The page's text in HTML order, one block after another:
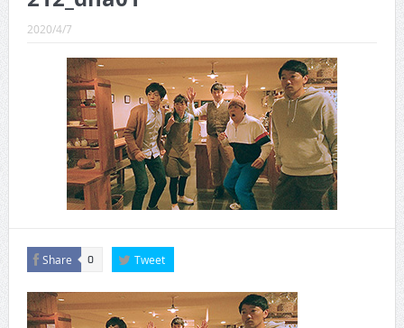
CINEMA×STYLE 289号
CINEMA×STYLE 287号
CINEMA×STYLE 286号
CINEMA×STYLE 285号
CINEMA×STYLE 294号
2020/4/7
Share 0 Tweet